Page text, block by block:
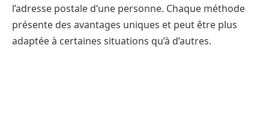
l’adresse postale d’une personne. Chaque méthode
présente des avantages uniques et peut être plus
adaptée à certaines situations qu’à d’autres.